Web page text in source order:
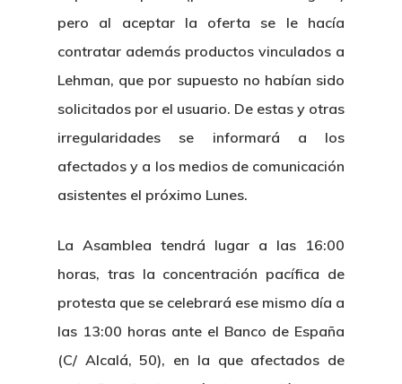
pero al aceptar la oferta se le hacía
contratar además productos vinculados a
Lehman, que por supuesto no habían sido
solicitados por el usuario. De estas y otras
irregularidades se informará a los
afectados y a los medios de comunicación
asistentes el próximo Lunes.
La Asamblea tendrá lugar a las 16:00
horas, tras la concentración pacífica de
protesta que se celebrará ese mismo día a
las 13:00 horas ante el Banco de España
(C/ Alcalá, 50), en la que afectados de